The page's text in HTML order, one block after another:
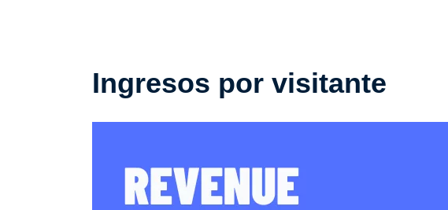
Ingresos por visitante